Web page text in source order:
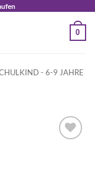
0
- 6-9 JAHRE